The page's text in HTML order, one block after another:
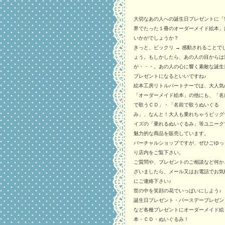
大切なあの人への誕生日プレゼントに「
界でたった１冊のオーダーメイド絵本」
いかがでしょうか？
きっと、ビックリ → 感動されることでし
ょう。もしかしたら、あの人の目からは
が・・・。あの人の心に響く素敵な誕生
プレゼントになるといいですね♪
絵本工房リトルパートナーでは、大人気
「オーダーメイド絵本」の他にも、「名
で歌うＣＤ」・「名前で歌うぬいぐる
み」、なんと！大人も乗れちゃうビッグ
イズの「乗れるぬいぐるみ」等ユニーク
魅力的な商品を販売しています。
バーチャルショップですが、ぜひごゆっ
り店内をご覧下さい。
ご質問や、プレゼントのご相談など何か
ざいましたら、メール又はお電話でお気
にご連絡下さい♪
世の中を笑顔の花でいっぱいにしよう♪
誕生日プレゼント・バースデープレゼン
など各種プレゼントにオーダーメイド絵
本・ＣＤ・ぬいぐるみ！